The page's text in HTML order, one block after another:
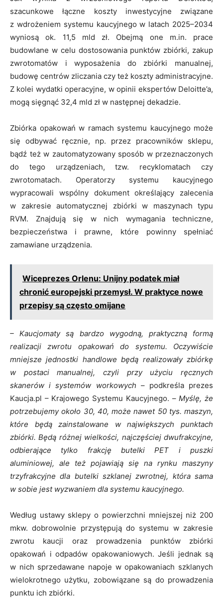
szacunkowe łączne koszty inwestycyjne związane
z wdrożeniem systemu kaucyjnego w latach 2025–2034
wyniosą ok. 11,5 mld zł. Obejmą one m.in. prace
budowlane w celu dostosowania punktów zbiórki, zakup
zwrotomatów i wyposażenia do zbiórki manualnej,
budowę centrów zliczania czy też koszty administracyjne.
Z kolei wydatki operacyjne, w opinii ekspertów Deloitte’a,
mogą sięgnąć 32,4 mld zł w następnej dekadzie.
Zbiórka opakowań w ramach systemu kaucyjnego może
się odbywać ręcznie, np. przez pracowników sklepu,
bądź też w zautomatyzowany sposób w przeznaczonych
do tego urządzeniach, tzw. recyklomatach czy
zwrotomatach. Operatorzy systemu kaucyjnego
wypracowali wspólny dokument określający zalecenia
w zakresie automatycznej zbiórki w maszynach typu
RVM. Znajdują się w nich wymagania techniczne,
bezpieczeństwa i prawne, które powinny spełniać
zamawiane urządzenia.
Wiceprezes Orlenu: Unijny podatek miał
chronić europejski przemysł. W praktyce nowe
przepisy są często omijane
– Kaucjomaty są bardzo wygodną, praktyczną formą
realizacji zwrotu opakowań do systemu. Oczywiście
mniejsze jednostki handlowe będą realizowały zbiórkę
w postaci manualnej, czyli przy użyciu ręcznych
skanerów i systemów workowych – podkreśla prezes
Kaucja.pl – Krajowego Systemu Kaucyjnego. –Myślę, że
potrzebujemy około 30, 40, może nawet 50 tys. maszyn,
które będą zainstalowane w największych punktach
zbiórki. Będą różnej wielkości, najczęściej dwufrakcyjne,
odbierające tylko frakcję butelki PET i puszki
aluminiowej, ale też pojawiają się na rynku maszyny
trzyfrakcyjne dla butelki szklanej zwrotnej, która sama
w sobie jest wyzwaniem dla systemu kaucyjnego.
Według ustawy sklepy o powierzchni mniejszej niż 200
mkw. dobrowolnie przystępują do systemu w zakresie
zwrotu kaucji oraz prowadzenia punktów zbiórki
opakowań i odpadów opakowaniowych. Jeśli jednak są
w nich sprzedawane napoje w opakowaniach szklanych
wielokrotnego użytku, zobowiązane są do prowadzenia
punktu ich zbiórki.